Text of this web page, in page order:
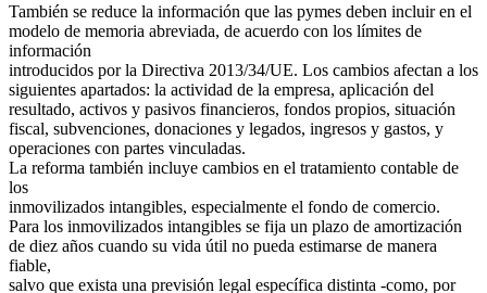
También se reduce la información que las pymes deben incluir en el
modelo de memoria abreviada, de acuerdo con los límites de
información
introducidos por la Directiva 2013/34/UE. Los cambios afectan a los
siguientes apartados: la actividad de la empresa, aplicación del
resultado, activos y pasivos financieros, fondos propios, situación
fiscal, subvenciones, donaciones y legados, ingresos y gastos, y
operaciones con partes vinculadas.
La reforma también incluye cambios en el tratamiento contable de
los
inmovilizados intangibles, especialmente el fondo de comercio.
Para los inmovilizados intangibles se fija un plazo de amortización
de diez años cuando su vida útil no pueda estimarse de manera
fiable,
salvo que exista una previsión legal específica distinta -como, por